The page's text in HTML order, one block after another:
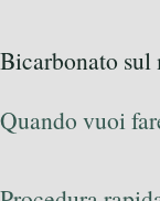
Bicarbonato sul
Quando vuoi